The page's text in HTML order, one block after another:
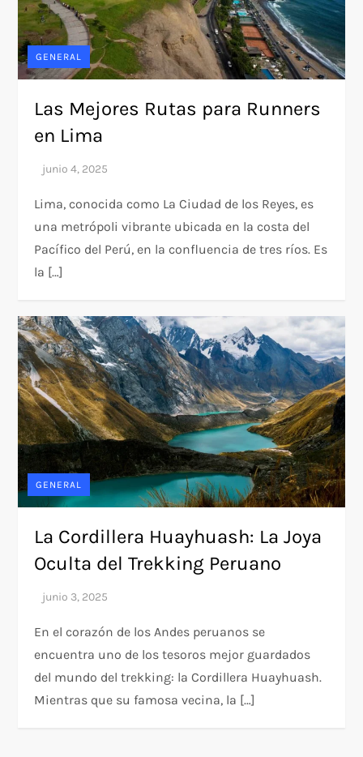
GENERAL
Las Mejores Rutas para Runners
en Lima
Lima, conocida como La Ciudad de los Reyes, es
una metrópoli vibrante ubicada en la costa del
Pacífico del Perú, en la confluencia de tres ríos. Es
la […]
GENERAL
La Cordillera Huayhuash: La Joya
Oculta del Trekking Peruano
En el corazón de los Andes peruanos se
encuentra uno de los tesoros mejor guardados
del mundo del trekking: la Cordillera Huayhuash.
Mientras que su famosa vecina, la […]